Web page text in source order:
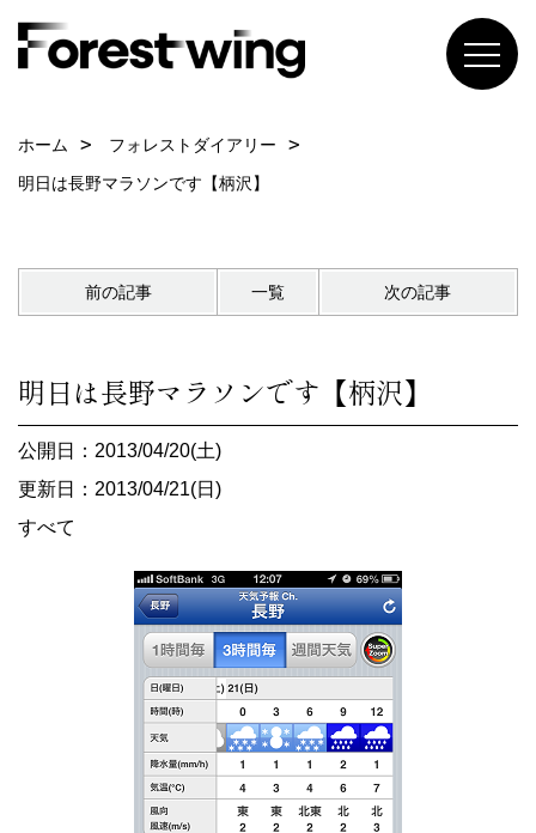
ホーム
フォレストダイアリー
明日は長野マラソンです【柄沢】
前の記事 一覧 次の記事
明日は長野マラソンです【柄沢】
公開日：2013/04/20(土)
更新日：2013/04/21(日)
すべて